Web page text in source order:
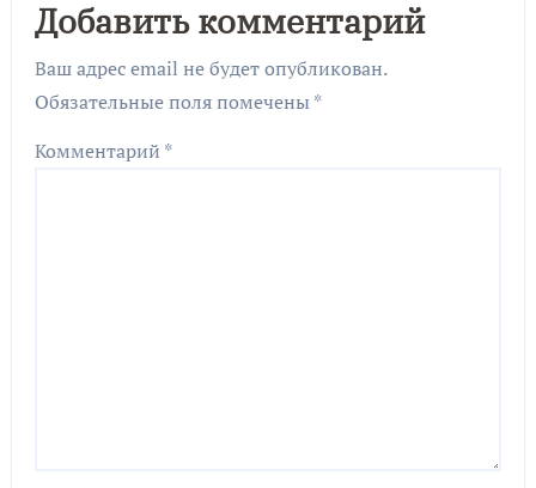
Добавить комментарий
Ваш адрес email не будет опубликован.
Обязательные поля помечены *
Комментарий *